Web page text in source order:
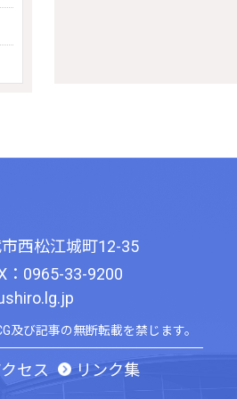
西松江城町12-35
：0965-33-9200
及び記事の無断転載を禁じます。
セス
リンク集